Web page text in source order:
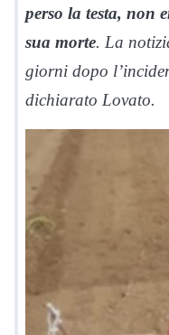
perso la testa, non
sua morte. La
giorni dopo
dichiarato Lovato.